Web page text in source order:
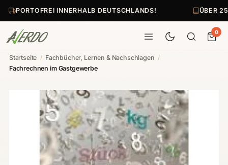
PORTOFREI INNERHALB DEUTSCHLANDS! ÜBER
0
Startseite / Fachbücher, Lernen & Nachschlagen /
Fachrechnen im Gastgewerbe